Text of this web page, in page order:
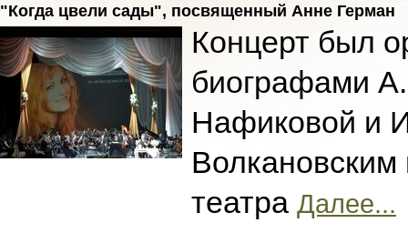
"Когда цвели сады", посвященный Анне Герман
Концерт был
биографами
Нафиковой и
театра Далее...